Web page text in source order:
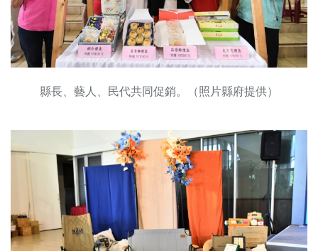
縣長、藝人、民代共同促銷。（照片縣府提供）